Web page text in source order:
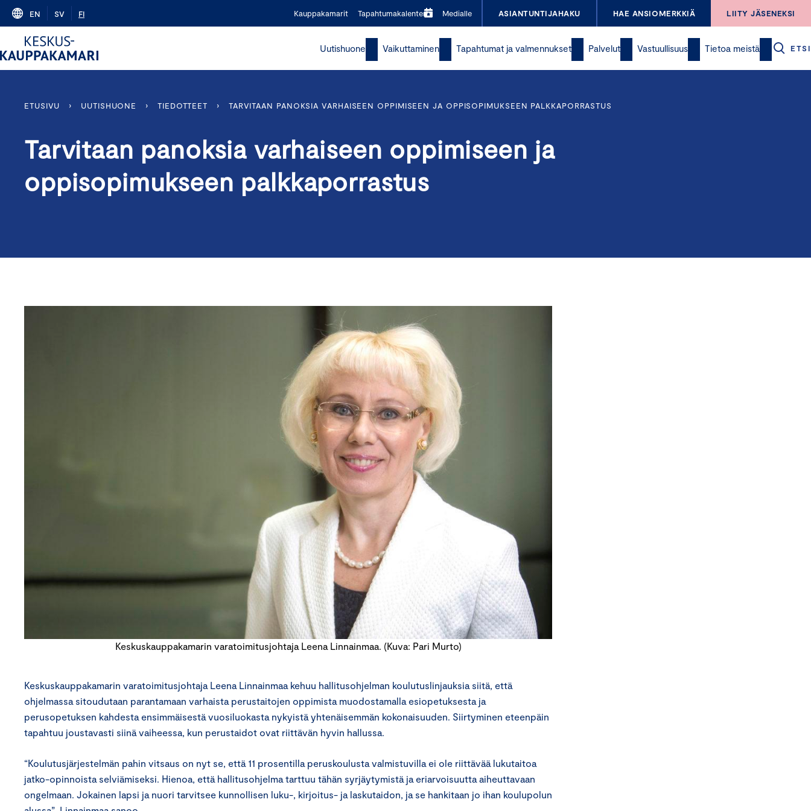
Skip
content
EN SV FI Kauppakamarit Tapahtumakalenteri Medialle ASIANTUNTIJAHAKU HAE ANSIOMERKKIÄ LIITY JÄSENEKSI
Uutishuone Vaikuttaminen Tapahtumat ja valmennukset Palvelut Vastuullisuus Tietoa meistä ETSI
ETUSIVU › UUTISHUONE › TIEDOTTEET › TARVITAAN PANOKSIA VARHAISEEN OPPIMISEEN JA OPPISOPIMUKSEEN PALKKAPORRASTUS
Tarvitaan panoksia varhaiseen oppimiseen ja
oppisopimukseen palkkaporrastus
Keskuskauppakamarin varatoimitusjohtaja Leena Linnainmaa. (Kuva: Pari Murto)
Keskuskauppakamarin varatoimitusjohtaja Leena Linnainmaa kehuu hallitusohjelman koulutuslinjauksia siitä, että
ohjelmassa sitoudutaan parantamaan varhaista perustaitojen oppimista muodostamalla esiopetuksesta ja
perusopetuksen kahdesta ensimmäisestä vuosiluokasta nykyistä yhtenäisemmän kokonaisuuden. Siirtyminen eteenpäin
tapahtuu joustavasti siinä vaiheessa, kun perustaidot ovat riittävän hyvin hallussa.
“Koulutusjärjestelmän pahin vitsaus on nyt se, että 11 prosentilla peruskoulusta valmistuvilla ei ole riittävää lukutaitoa
jatko-opinnoista selviämiseksi. Hienoa, että hallitusohjelma tarttuu tähän syrjäytymistä ja eriarvoisuutta aiheuttavaan
ongelmaan. Jokainen lapsi ja nuori tarvitsee kunnollisen luku-, kirjoitus- ja laskutaidon, ja se hankitaan jo ihan koulupolun